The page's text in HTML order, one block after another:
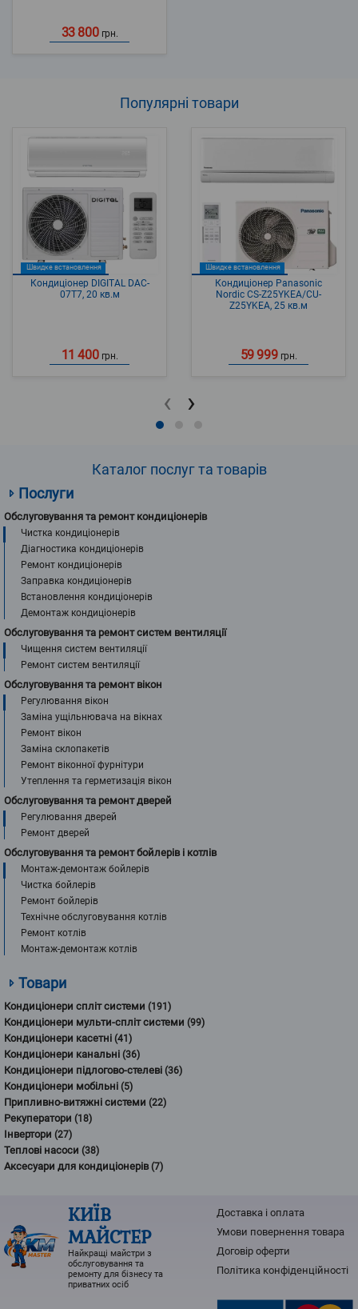
33 800 грн.
Популярні товари
Швидке встановлення
Кондиціонер DIGITAL DAC-
07T7, 20 кв.м
11 400 грн.
Швидке встановлення
Кондиціонер Panasonic
Nordic CS-Z25YKEA/CU-
Z25YKEA, 25 кв.м
59 999 грн.
‹ ›
Каталог послуг та товарів
Послуги
Обслуговування та ремонт кондиціонерів
Чистка кондиціонерів
Діагностика кондиціонерів
Ремонт кондиціонерів
Заправка кондиціонерів
Встановлення кондиціонерів
Демонтаж кондиціонерів
Обслуговування та ремонт систем вентиляції
Чищення систем вентиляції
Ремонт систем вентиляції
Обслуговування та ремонт вікон
Регулювання вікон
Заміна ущільнювача на вікнах
Ремонт вікон
Заміна склопакетів
Ремонт віконної фурнітури
Утеплення та герметизація вікон
Обслуговування та ремонт дверей
Регулювання дверей
Ремонт дверей
Обслуговування та ремонт бойлерів і котлів
Монтаж-демонтаж бойлерів
Чистка бойлерів
Ремонт бойлерів
Технічне обслуговування котлів
Ремонт котлів
Монтаж-демонтаж котлів
Товари
Кондиціонери спліт системи (191)
Кондиціонери мульти-спліт системи (99)
Кондиціонери касетні (41)
Кондиціонери канальні (36)
Кондиціонери підлогово-стелеві (36)
Кондиціонери мобільні (5)
Припливно-витяжні системи (22)
Рекуператори (18)
Інвертори (27)
Теплові насоси (38)
Аксесуари для кондиціонерів(7)
КИЇВ
МАЙСТЕР
Найкращі майстри з
обслуговування та
ремонту для бізнесу та
приватних осіб
Доставка і оплата
Умови повернення товарa
Договір оферти
Політика конфіденційності